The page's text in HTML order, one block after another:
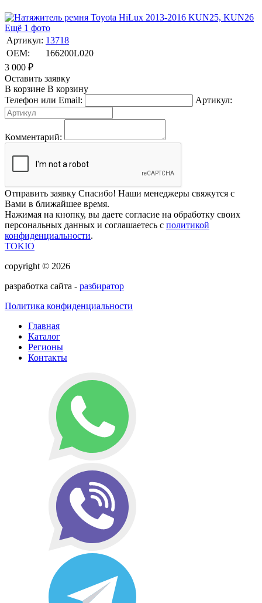
Ещё 1 фото
Артикул: 13718
OEM:
166200L020
3 000 ₽
Оставить заявку
В корзине В корзину
Телефон или Email:
Артикул:
Комментарий:
Отправить заявку Спасибо! Наши менеджеры свяжутся с
Вами в ближайшее время.
Нажимая на кнопку, вы даете согласие на обработку своих
персональных данных и соглашаетесь с политикой
конфиденциальности.
TOKIO
copyright © 2026
разработка сайта - разбиратор
Политика конфиденциальности
Главная
Каталог
Регионы
Контакты